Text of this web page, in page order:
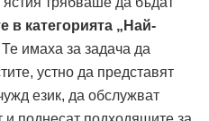
в категорията „Най-
Те имаха за задача да
устно да представят
език, да обслужват